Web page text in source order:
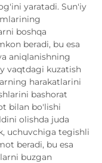
yaratadi. Sun'iy
boshqa
beradi, bu esa
aniqlanishning
vaqtdagi kuzatish
harakatlarini
bashorat
bilan bo'lishi
olishda juda
uchuvchiga tegishli
beradi, bu esa
buzgan